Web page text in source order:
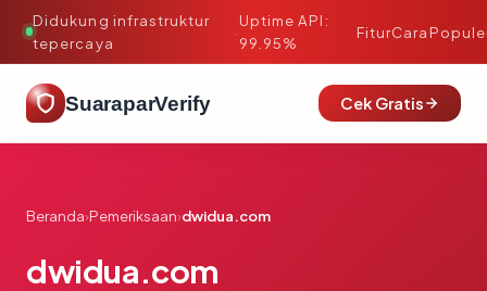
Didukung infrastruktur
tepercaya
·
Uptime API:
99.95%
FiturCara
SuaraparVerify Cek Gratis
Beranda›Pemeriksaan›dwidua.com
dwidua.com